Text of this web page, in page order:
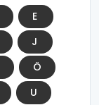
E
J
Ö
U